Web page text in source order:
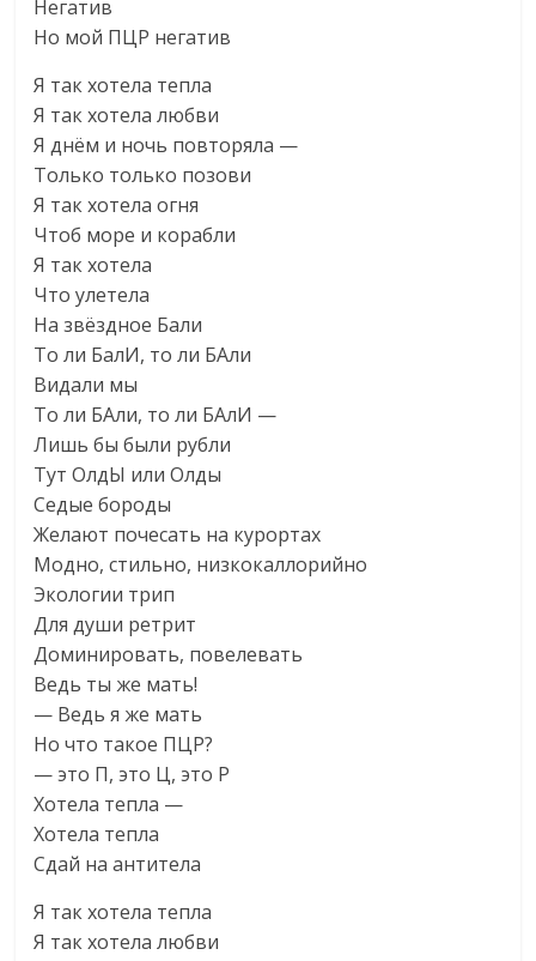
Негатив
Но мой ПЦР негатив
Я так хотела тепла
Я так хотела любви
Я днём и ночь повторяла —
Только только позови
Я так хотела огня
Чтоб море и корабли
Я так хотела
Что улетела
На звёздное Бали
То ли БалИ, то ли БАли
Видали мы
То ли БАли, то ли БАлИ —
Лишь бы были рубли
Тут ОлдЫ или Олды
Седые бороды
Желают почесать на курортах
Модно, стильно, низкокаллорийно
Экологии трип
Для души ретрит
Доминировать, повелевать
Ведь ты же мать!
— Ведь я же мать
Но что такое ПЦР?
— это П, это Ц, это Р
Хотела тепла —
Хотела тепла
Сдай на антитела
Я так хотела тепла
Я так хотела любви